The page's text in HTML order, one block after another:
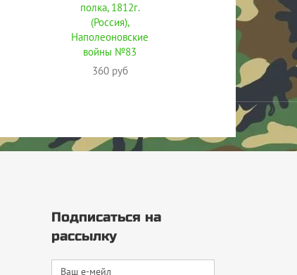
полка, 1812г.
(Россия),
Наполеоновские
войны №83
360 руб
Подписаться на
рассылку